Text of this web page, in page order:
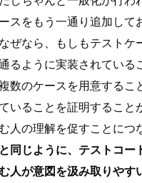
スをもう一通り追加して
ぜなら、もしもテストケ
るように実装されている
数のケースを用意するこ
いることを証明すること
人の理解を促すことにつ
同じように、テストコー
人が意図を汲み取りやす